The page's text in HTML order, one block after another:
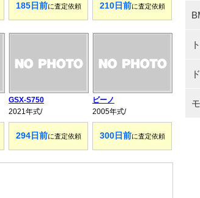
185日前に査定依頼 210日前に査定依頼
GSX-S750
2021年式/
294日前に査定依頼
ビーノ
2005年式/
300日前に査定依頼